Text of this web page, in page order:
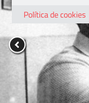
Política de cookies